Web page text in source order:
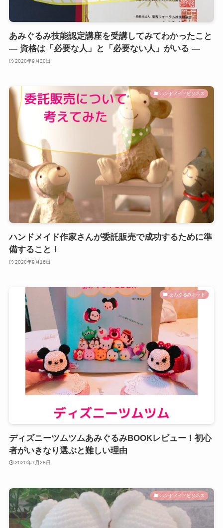
あみぐるみ技能認定講座を受講してみてわかったこと
― 資格は「必要な人」と「必要ない人」がいる ―
2020年9月20日
ハンドメイドビジネス
ハンドメイド作家さんが委託販売で成功するために準
備すること！
2020年9月16日
あみぐるみキット
ディズニーツムツムあみぐるみBOOKレビュー！初心
者がいきなり選ぶと難しい理由
2020年7月28日
ハンドメイドビジネス